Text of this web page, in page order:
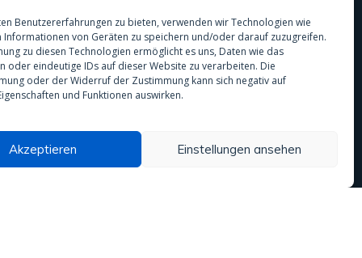
Benutzererfahrungen zu bieten, verwenden wir Technologien wie
Informationen von Geräten zu speichern und/oder darauf zuzugreifen.
zu diesen Technologien ermöglicht es uns, Daten wie das
oder eindeutige IDs auf dieser Website zu verarbeiten. Die
oder der Widerruf der Zustimmung kann sich negativ auf
und Funktionen auswirken.
Akzeptieren Einstellungen ansehen
Analysen